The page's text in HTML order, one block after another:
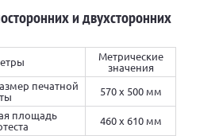
и двухсторонних
Метрические
значения
печатной
570 х 500 мм
площадь
460 х 610 мм